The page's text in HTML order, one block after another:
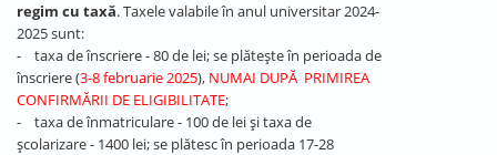
regim cu taxă. Taxele valabile în anul universitar 2024-
2025 sunt:
- taxa de înscriere - 80 de lei; se plătește în perioada de
înscriere (3-8 februarie 2025), NUMAI DUPĂ PRIMIREA
CONFIRMĂRII DE ELIGIBILITATE;
- taxa de înmatriculare - 100 de lei și taxa de
școlarizare - 1400 lei; se plătesc în perioada 17-28